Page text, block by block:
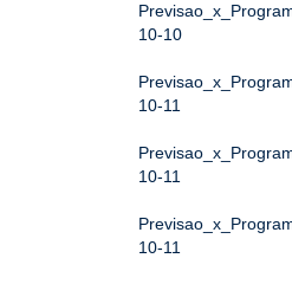
10-10
10-11
10-11
10-11